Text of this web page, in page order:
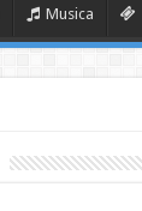
Musica